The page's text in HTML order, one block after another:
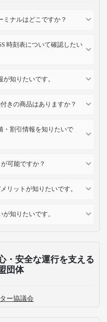
ミナルはどこですか？
時刻表について確認したい
知りたいです。
きの商品はありますか？
・割引情報を知りたいで
可能ですか？
リットが知りたいです。
知りたいです。
・安全な運行を支える
団体
ー協議会